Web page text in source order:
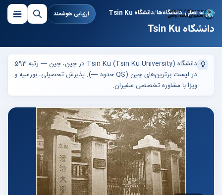
ارزیابی هوشمند صفحه اصلی دانشگاه‌ها دانشگاه Tsin Ku
دانشگاه Tsin Ku
دانشگاه Tsin Ku (Tsin Ku University) در چین، چین — رتبه 593
در لیست برترین‌های چین (QS حدود —). پذیرش تحصیلی، بورسیه و
ویزا با مشاوره تخصصی سفیران.